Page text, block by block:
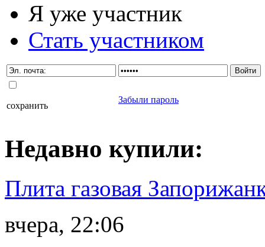
Я уже участник
Стать участником
сохранить
Забыли пароль
Недавно купили:
Плита газовая
вчера, 22:06